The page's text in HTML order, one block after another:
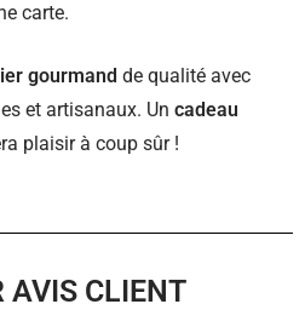
carte.
gourmand de qualité avec
et artisanaux. Un cadeau
plaisir à coup sûr !
AVIS CLIENT